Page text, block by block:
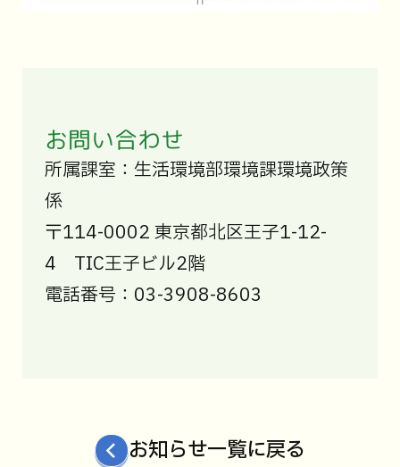
お問い合わせ
所属課室：生活環境部環境課環境政策
係
〒114-0002 東京都北区王子1-12-
4 TIC王子ビル2階
電話番号：03-3908-8603
お知らせ一覧に戻る